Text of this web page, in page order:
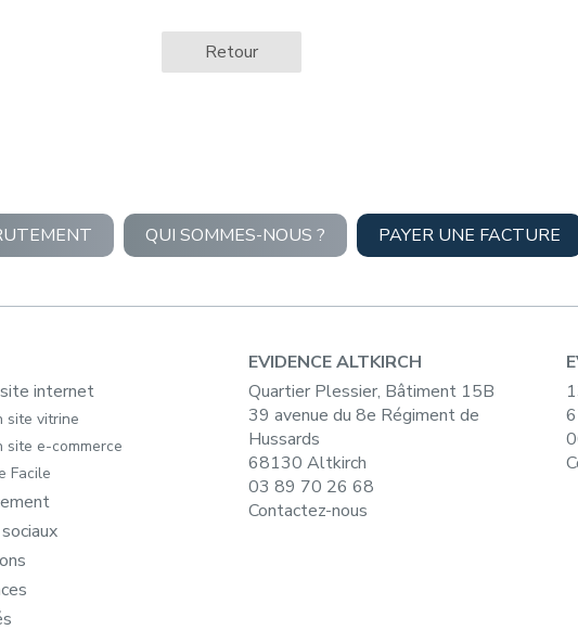
Retour
QUI SOMMES-NOUS ? PAYER UNE FACTURE
internet
site vitrine
site e-commerce
Facile
EVIDENCE ALTKIRCH
Quartier Plessier, Bâtiment 15B
39 avenue du 8e Régiment de
Hussards
68130 Altkirch
03 89 70 26 68
Contactez-nous